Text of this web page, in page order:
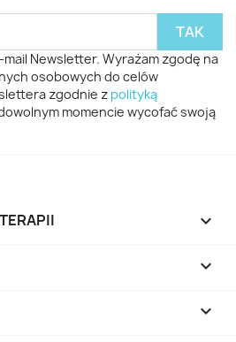
Newsletter. Wyrażam zgodę na
osobowych do celów
zgodnie z polityką
momencie wycofać swoją


